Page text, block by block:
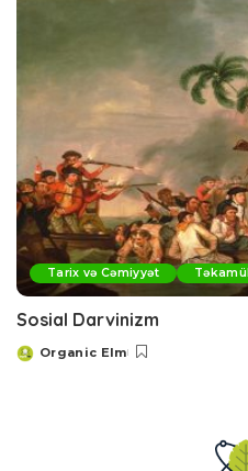
Tarix və Cəmiyyət
Sosial Darvinizm
Posted
Organic Elm